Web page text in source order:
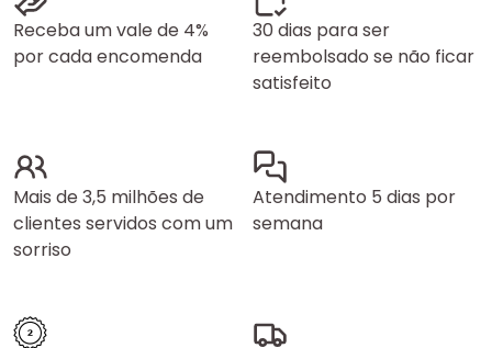
Receba um vale de 4%
por cada encomenda
30 dias para ser
reembolsado se não ficar
satisfeito
Mais de 3,5 milhões de
clientes servidos com um
sorriso
Atendimento 5 dias por
semana